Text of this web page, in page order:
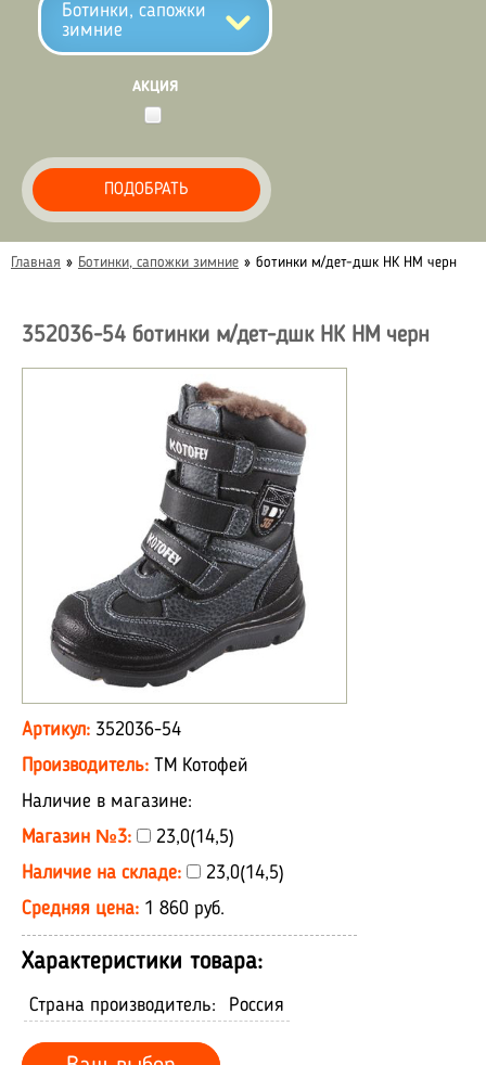
Ботинки, сапожки
зимние
АКЦИЯ
ПОДОБРАТЬ
Главная » Ботинки, сапожки зимние » ботинки м/дет-дшк НК НМ черн
352036-54 ботинки м/дет-дшк НК НМ черн
Артикул: 352036-54
Производитель:
ТМ Котофей
Наличие в магазине:
Магазин №3:
23,0(14,5)
Наличие на складе:
23,0(14,5)
Средняя цена: 1 860 руб.
Характеристики товара:
Страна производитель: Россия